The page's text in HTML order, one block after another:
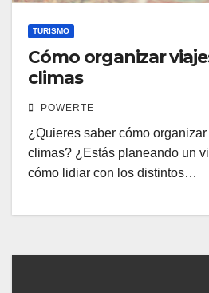
TURISMO
Cómo organizar
climas
POWERTE
¿Quieres saber cómo
climas? ¿Estás planeando un
cómo lidiar con los distintos…